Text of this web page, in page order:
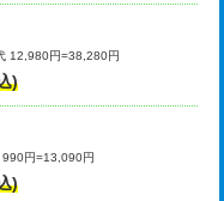
55,000円
12,980円=38,280円
)
円=13,090円
)